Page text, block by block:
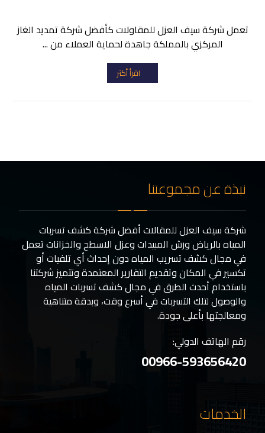
تعمل شركة سيف العزل للمقاولات كأفضل شركة تمديد الغاز
المركزي بالمملكة جاهدة لحماية العملاء من ...
اقرأ أكثر
نبذة عن مجموعتنا
شركة سيف العزل للمقالات أفضل شركة كشف تسربات
المياه بالرياض ورش المبيدات وعزل الاسطح والخزانات تعمل
في مجال كشف تسريب المياه دون إحداث أي تلفيات أو
تكسير في المكان وتقديم التقارير المعتمدة وتتميز شركتنا
باستخدام أحدث الطرق في مجال كشف تسربات المياه
والوصول لتلك التسربات في أسرع وقت، وبدقة متناهية
ومعالجتها بأعلى جودة.
رقم الهاتف الدولي:
00966-593656420
الخدمات